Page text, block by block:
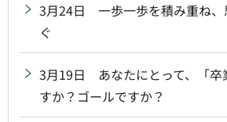
3月24日 一歩一歩を積み重ね、
ぐ
3月19日 あなたにとって、「卒
すか？ゴールですか？